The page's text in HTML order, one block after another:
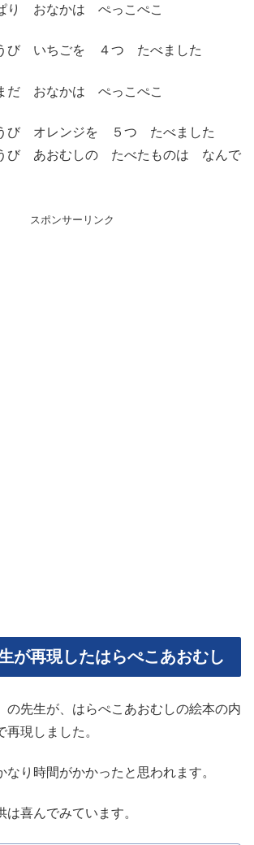
り おなかは ぺっこぺこ
び いちごを ４つ たべました
だ おなかは ぺっこぺこ
び オレンジを ５つ たべました
び あおむしの たべたものは なんで
スポンサーリンク
が再現したはらぺこあおむし
の先生が、はらぺこあおむしの絵本の内
現しました。
なり時間がかかったと思われます。
は喜んでみています。